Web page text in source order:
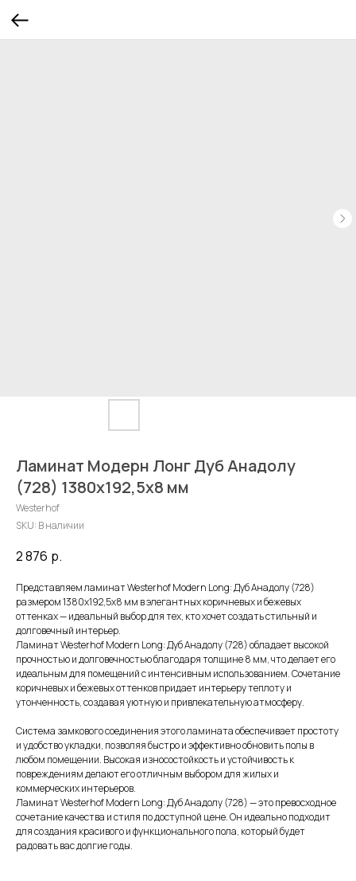
Ламинат Модерн Лонг Дуб Анадолу
(728) 1380х192,5х8 мм
Westerhof
SKU: В наличии
2 876 р.
Представляем ламинат Westerhof Modern Long: Дуб Анадолу (728)
размером 1380x192,5x8 мм в элегантных коричневых и бежевых
оттенках — идеальный выбор для тех, кто хочет создать стильный и
долговечный интерьер.
Ламинат Westerhof Modern Long: Дуб Анадолу (728) обладает высокой
прочностью и долговечностью благодаря толщине 8 мм, что делает его
идеальным для помещений с интенсивным использованием. Сочетание
коричневых и бежевых оттенков придает интерьеру теплоту и
утонченность, создавая уютную и привлекательную атмосферу.
Система замкового соединения этого ламината обеспечивает простоту
и удобство укладки, позволяя быстро и эффективно обновить полы в
любом помещении. Высокая износостойкость и устойчивость к
повреждениям делают его отличным выбором для жилых и
коммерческих интерьеров.
Ламинат Westerhof Modern Long: Дуб Анадолу (728) — это превосходное
сочетание качества и стиля по доступной цене. Он идеально подходит
для создания красивого и функционального пола, который будет
радовать вас долгие годы.